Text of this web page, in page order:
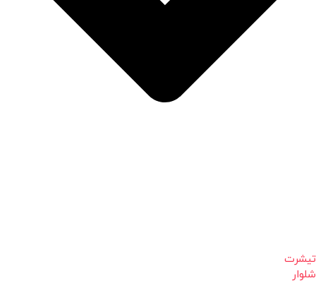
تیشرت
شلوار